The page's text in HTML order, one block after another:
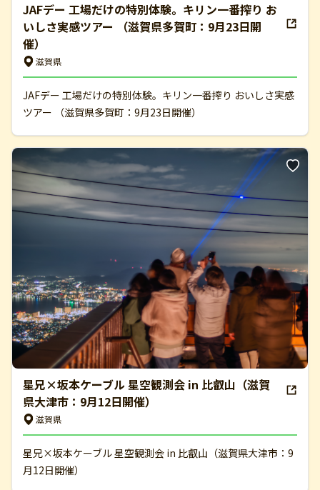
JAFデー 工場だけの特別体験。キリン一番搾り お
いしさ実感ツアー （滋賀県多賀町：9月23日開
催）
滋賀県
JAFデー 工場だけの特別体験。キリン一番搾り おいしさ実感
ツアー （滋賀県多賀町：9月23日開催）
星兄×坂本ケーブル 星空観測会 in 比叡山（滋賀
県大津市：9月12日開催）
滋賀県
星兄×坂本ケーブル 星空観測会 in 比叡山（滋賀県大津市：9
月12日開催）